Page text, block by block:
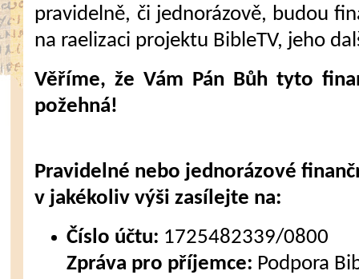
pravidelně, či jednorázově, budou
na raelizaci projektu BibleTV, jeho
Věříme, že Vám Pán Bůh tyto
požehná!
Pravidelné nebo jednorázové
v jakékoliv výši zasílejte na:
Číslo účtu: 1725482339/0800
Zpráva pro příjemce: Podpora